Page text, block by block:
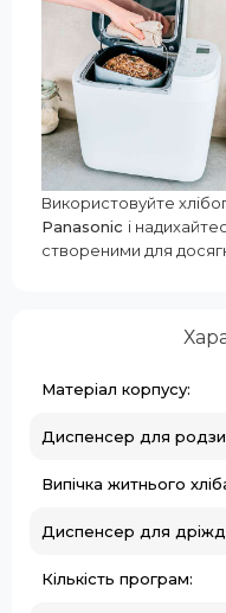
Використовуйте
Panasonic і
створеними для
Матеріал корпусу:
Диспенсер для
Випічка житнього
Диспенсер для
Кількість програм: